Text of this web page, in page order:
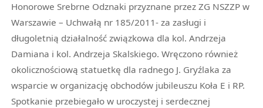
Honorowe Srebrne Odznaki przyznane przez ZG NSZZP w
Warszawie – Uchwałą nr 185/2011- za zasługi i
długoletnią działalność związkowa dla kol. Andrzeja
Damiana i kol. Andrzeja Skalskiego. Wręczono również
okolicznościową statuetkę dla radnego J. Gryźlaka za
wsparcie w organizację obchodów jubileuszu Koła E i RP.
Spotkanie przebiegało w uroczystej i serdecznej